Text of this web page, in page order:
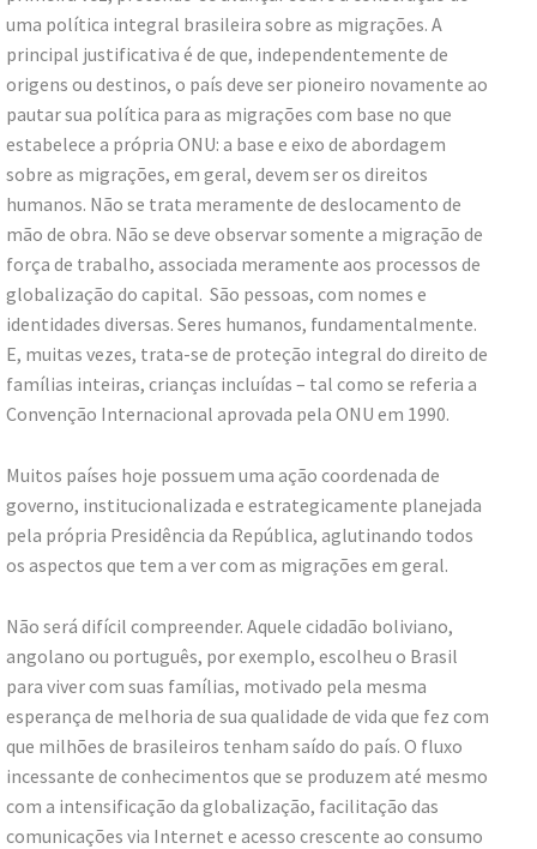
uma política integral brasileira sobre as migrações. A
principal justificativa é de que, independentemente de
origens ou destinos, o país deve ser pioneiro novamente ao
pautar sua política para as migrações com base no que
estabelece a própria ONU: a base e eixo de abordagem
sobre as migrações, em geral, devem ser os direitos
humanos. Não se trata meramente de deslocamento de
mão de obra. Não se deve observar somente a migração de
força de trabalho, associada meramente aos processos de
globalização do capital. São pessoas, com nomes e
identidades diversas. Seres humanos, fundamentalmente.
E, muitas vezes, trata-se de proteção integral do direito de
famílias inteiras, crianças incluídas – tal como se referia a
Convenção Internacional aprovada pela ONU em 1990.
Muitos países hoje possuem uma ação coordenada de
governo, institucionalizada e estrategicamente planejada
pela própria Presidência da República, aglutinando todos
os aspectos que tem a ver com as migrações em geral.
Não será difícil compreender. Aquele cidadão boliviano,
angolano ou português, por exemplo, escolheu o Brasil
para viver com suas famílias, motivado pela mesma
esperança de melhoria de sua qualidade de vida que fez com
que milhões de brasileiros tenham saído do país. O fluxo
incessante de conhecimentos que se produzem até mesmo
com a intensificação da globalização, facilitação das
comunicações via Internet e acesso crescente ao consumo